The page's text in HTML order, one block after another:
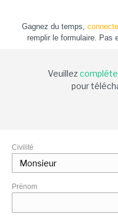
Gagnez du temps,
remplir le formulaire. Pas
Veuillez
pour
Civilité
Prénom